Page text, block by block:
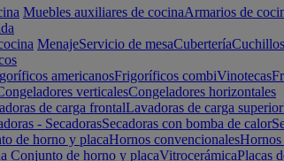
Muebles auxiliares de cocinaArmarios de
MenajeServicio de mesaCubertería
americanosFrigoríficos combiVinotecas
verticalesCongeladores horizontales
de carga frontalLavadoras de carga superior
- SecadorasSecadoras con bomba de calor
de horno y placaHornos convencionales
Conjunto de horno y placaVitrocerámicaPlacas